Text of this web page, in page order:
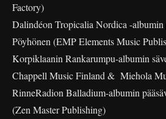
Factory)
Dalindéon Tropicalia Nordica -albumin
Pöyhönen (EMP Elements Music
Korpiklaanin Rankarumpu-albumin
Chappell Music Finland & Miehola
RinneRadion Balladium-albumin
(Zen Master Publishing)